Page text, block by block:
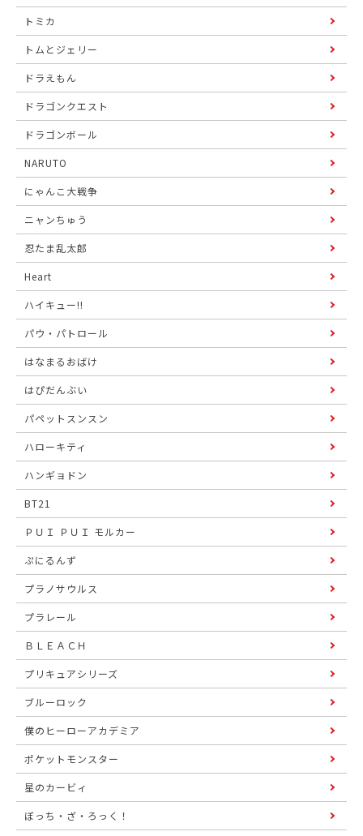
トミカ
トムとジェリー
ドラえもん
ドラゴンクエスト
ドラゴンボール
NARUTO
にゃんこ大戦争
ニャンちゅう
忍たま乱太郎
Heart
ハイキュー!!
パウ・パトロール
はなまるおばけ
はぴだんぶい
パペットスンスン
ハローキティ
ハンギョドン
BT21
ＰＵＩ ＰＵＩ モルカー
ぷにるんず
プラノサウルス
プラレール
ＢＬＥＡＣＨ
プリキュアシリーズ
ブルーロック
僕のヒーローアカデミア
ポケットモンスター
星のカービィ
ぼっち・ざ・ろっく！